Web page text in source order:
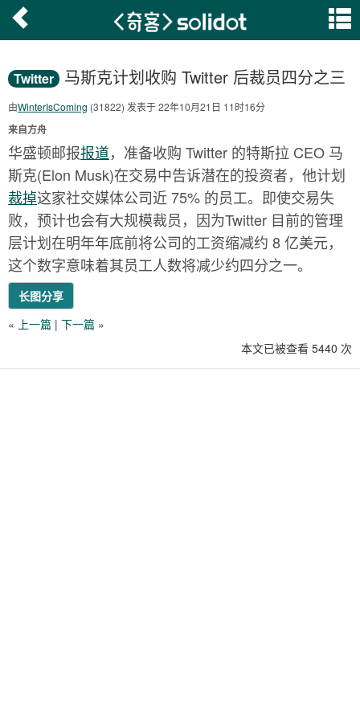
Twitter 马斯克计划收购 Twitter 后裁员四分之三
由WinterIsComing (31822) 发表于 22年10月21日 11时16分
来自方舟
华盛顿邮报报道，准备收购 Twitter 的特斯拉 CEO 马
斯克(Elon Musk)在交易中告诉潜在的投资者，他计划
裁掉这家社交媒体公司近 75% 的员工。即使交易失
败，预计也会有大规模裁员，因为Twitter 目前的管理
层计划在明年年底前将公司的工资缩减约 8 亿美元，
这个数字意味着其员工人数将减少约四分之一。
长图分享
« 上一篇 | 下一篇 »
本文已被查看 5440 次